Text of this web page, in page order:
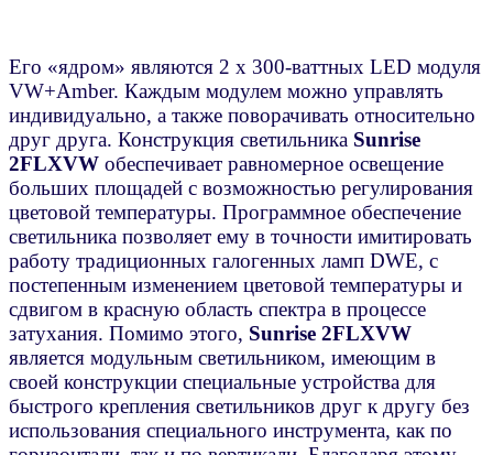
Его «ядром» являются 2 х 300-ваттных LED модуля
VW+Amber. Каждым модулем можно управлять
индивидуально, а также поворачивать относительно
друг друга. Конструкция светильника Sunrise
2FLXVW обеспечивает равномерное освещение
больших площадей с возможностью регулирования
цветовой температуры. Программное обеспечение
светильника позволяет ему в точности имитировать
работу традиционных галогенных ламп DWE, с
постепенным изменением цветовой температуры и
сдвигом в красную область спектра в процессе
затухания. Помимо этого, Sunrise 2FLXVW
является модульным светильником, имеющим в
своей конструкции специальные устройства для
быстрого крепления светильников друг к другу без
использования специального инструмента, как по